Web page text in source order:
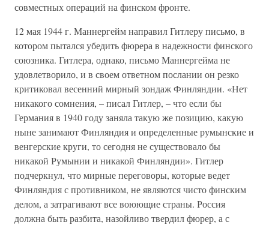
совместных операций на финском фронте.
12 мая 1944 г. Маннергейм направил Гитлеру письмо, в
котором пытался убедить фюрера в надежности финского
союзника. Гитлера, однако, письмо Маннергейма не
удовлетворило, и в своем ответном послании он резко
критиковал весенний мирный зондаж Финляндии. «Нет
никакого сомнения, – писал Гитлер, – что если бы
Германия в 1940 году заняла такую же позицию, какую
ныне занимают Финляндия и определенные румынские и
венгерские круги, то сегодня не существовало бы
никакой Румынии и никакой Финляндии». Гитлер
подчеркнул, что мирные переговоры, которые ведет
Финляндия с противником, не являются чисто финским
делом, а затрагивают все воюющие страны. Россия
должна быть разбита, назойливо твердил фюрер, а с